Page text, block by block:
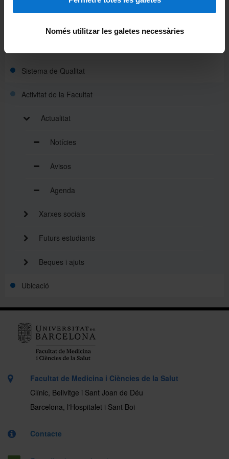
Només utilitzar les galetes necessàries
Sistema de Qualitat
Activitat de la Facultat
Actualitat
Notícies
Avisos
Agenda
Xarxes socials
Futurs estudiants
Beques i ajuts
Ubicació
Facultat de Medicina i Ciències de la Salut
Clínic, Bellvitge i Sant Joan de Déu
Barcelona, l'Hospitalet i Sant Boi
Contacte